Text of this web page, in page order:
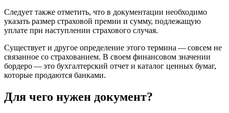
Следует также отметить, что в документации необходимо
указать размер страховой премии и сумму, подлежащую
уплате при наступлении страхового случая.
Существует и другое определение этого термина — совсем не
связанное со страхованием. В своем финансовом значении
бордеро — это бухгалтерский отчет и каталог ценных бумаг,
которые продаются банками.
Для чего нужен документ?